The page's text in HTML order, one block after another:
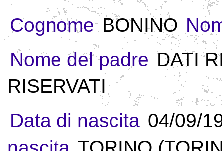
Cognome BONINO
Nome del padre DATI
RISERVATI
Data di nascita 04/09/